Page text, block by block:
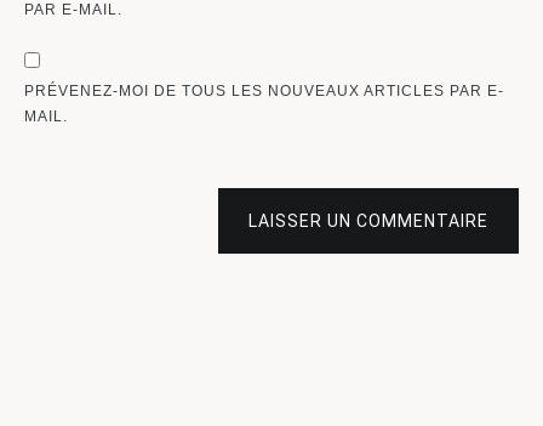
PAR E-MAIL.
PRÉVENEZ-MOI DE TOUS LES NOUVEAUX ARTICLES PAR E-
MAIL.
LAISSER UN COMMENTAIRE